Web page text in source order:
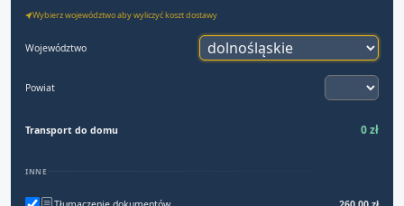
Wybierz województwo aby wyliczyć koszt dostawy
Województwo
Powiat
Transport do domu 0 zł
INNE